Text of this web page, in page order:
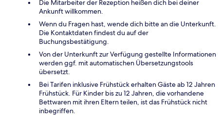
Die Mitarbeiter der Rezeption heißen dich bei deiner
Ankunft willkommen.
Wenn du Fragen hast, wende dich bitte an die Unterkunft.
Die Kontaktdaten findest du auf der
Buchungsbestätigung.
Von der Unterkunft zur Verfügung gestellte Informationen
werden ggf. mit automatischen Übersetzungstools
übersetzt.
Bei Tarifen inklusive Frühstück erhalten Gäste ab 12 Jahren
Frühstück. Für Kinder bis zu 12 Jahren, die vorhandene
Bettwaren mit ihren Eltern teilen, ist das Frühstück nicht
inbegriffen.